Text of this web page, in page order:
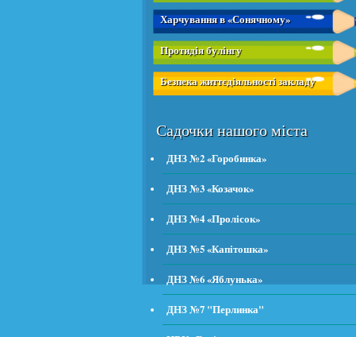
Харчування в «Сонячному»
Протидія булінгу
Безпека життєдіяльності закладу
Садочки нашого міста
ДНЗ №2 «Горобинка»
ДНЗ №3 «Козачок»
ДНЗ №4 «Пролісок»
ДНЗ №5 «Капітошка»
ДНЗ №6 «Яблунька»
ДНЗ №7 "Перлинка"